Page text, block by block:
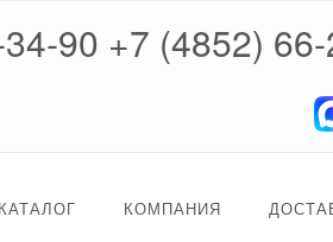
90 +7 (4852)
КАТАЛОГ КОМПАНИЯ